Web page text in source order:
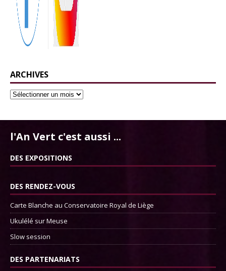
ARCHIVES
l'An Vert c'est aussi ...
DES EXPOSITIONS
DES RENDEZ-VOUS
Carte Blanche au Conservatoire Royal de Liège
Ukulélé sur Meuse
Slow session
DES PARTENARIATS